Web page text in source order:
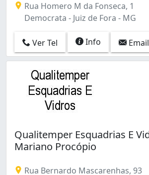
Rua Homero M da Fonseca, 1
Democrata - Juiz de Fora - MG
Ver Tel Info Email
Qualitemper Esquadrias E
Mariano Procópio
Rua Bernardo Mascarenhas, 93